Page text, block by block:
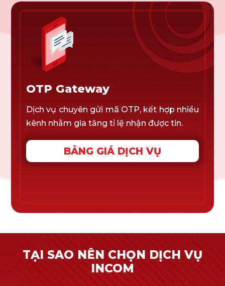
OTP Gateway
Dịch vụ chuyên gửi mã OTP, kết hợp nhiều
kênh nhằm gia tăng tỉ lệ nhận được tin.
BẢNG GIÁ DỊCH VỤ
TẠI SAO NÊN CHỌN DỊCH VỤ
INCOM